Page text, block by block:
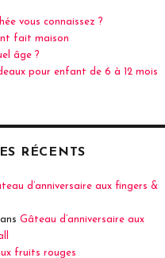
vous connaissez ?
fait maison
âge ?
pour enfant de 6 à 12 mois
RÉCENTS
d’anniversaire aux fingers &
Gâteau d’anniversaire aux
fruits rouges